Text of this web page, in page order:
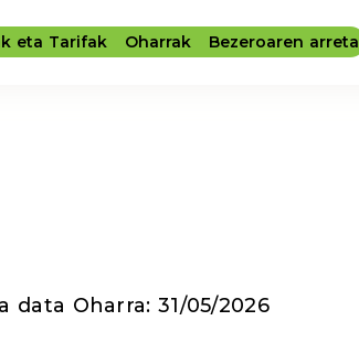
eta Tarifak Oharrak Bezeroaren arreta
data Oharra: 31/05/2026